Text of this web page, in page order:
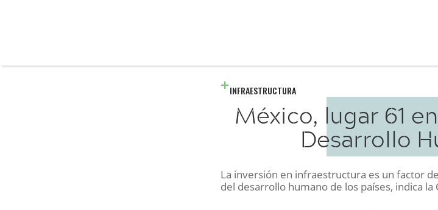
INFRAESTRUCTURA
México, lugar 61
Desarrollo
La inversión en infraestructura es un factor
del desarrollo humano de los países, indica la